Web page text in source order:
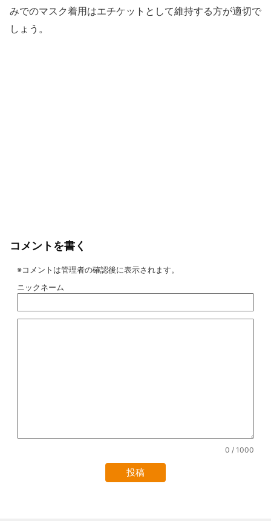
みでのマスク着用はエチケットとして維持する方が適切で
しょう。
コメントを書く
※コメントは管理者の確認後に表示されます。
ニックネーム
0 / 1000